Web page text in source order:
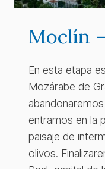
Moclín
En esta etapa
Mozárabe de
entramos en la
paisaje de
olivos.